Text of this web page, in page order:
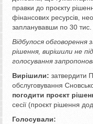
правки до проєкту
фінансових ресурсів,
запланувавши по 30 тис.
Відбулося обговорення
рішення, вирішили не
голосування
Вирішили: затвердити
обслуговування
погодити проєкт
сесії (проєкт рішення
Голосували: